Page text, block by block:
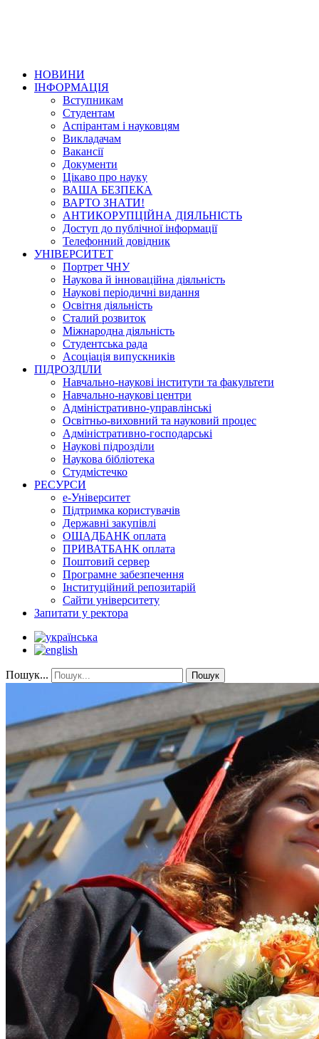
НОВИНИ
ІНФОРМАЦІЯ
Вступникам
Студентам
Аспірантам і науковцям
Викладачам
Вакансії
Документи
Цікаво про науку
ВАША БЕЗПЕКА
ВАРТО ЗНАТИ!
АНТИКОРУПЦІЙНА ДІЯЛЬНІСТЬ
Доступ до публічної інформації
Телефонний довідник
УНІВЕРСИТЕТ
Портрет ЧНУ
Наукова й інноваційна діяльність
Наукові періодичні видання
Освітня діяльність
Сталий розвиток
Міжнародна діяльність
Студентська рада
Асоціація випускників
ПІДРОЗДІЛИ
Навчально-наукові інститути та факультети
Навчально-наукові центри
Адміністративно-управлінські
Освітньо-виховний та науковий процес
Адміністративно-господарські
Наукові підрозділи
Наукова бібліотека
Студмістечко
РЕСУРСИ
е-Університет
Підтримка користувачів
Державні закупівлі
ОЩАДБАНК оплата
ПРИВАТБАНК оплата
Поштовий сервер
Програмне забезпечення
Інституційний репозитарій
Сайти університету
Запитати у ректора
Пошук... Пошук